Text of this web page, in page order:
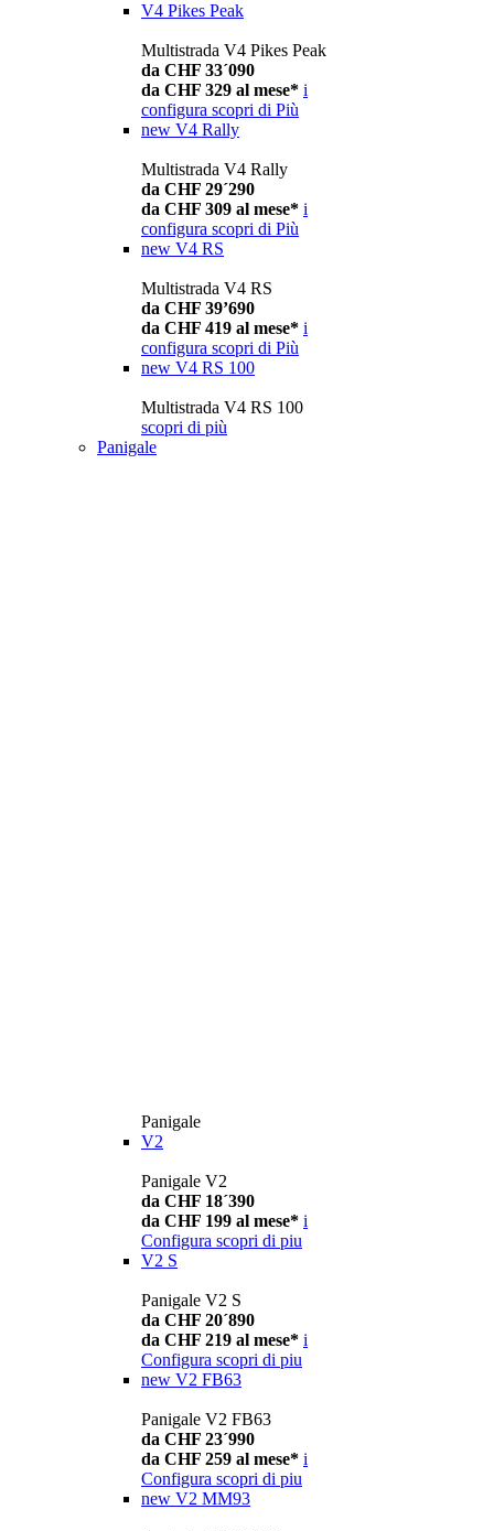
V4 Pikes Peak
Multistrada V4 Pikes Peak
da CHF 33´090
da CHF 329 al mese* i
configura scopri di Più
new V4 Rally
Multistrada V4 Rally
da CHF 29´290
da CHF 309 al mese* i
configura scopri di Più
new V4 RS
Multistrada V4 RS
da CHF 39’690
da CHF 419 al mese* i
configura scopri di Più
new V4 RS 100
Multistrada V4 RS 100
scopri di più
Panigale
Panigale
V2
Panigale V2
da CHF 18´390
da CHF 199 al mese* i
Configura scopri di piu
V2 S
Panigale V2 S
da CHF 20´890
da CHF 219 al mese* i
Configura scopri di piu
new V2 FB63
Panigale V2 FB63
da CHF 23´990
da CHF 259 al mese* i
Configura scopri di piu
new V2 MM93